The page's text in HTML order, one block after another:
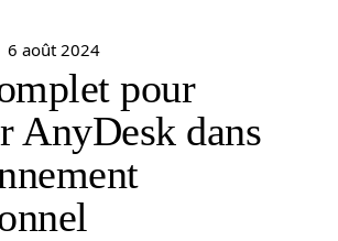
6 août 2024
pour
AnyDesk dans